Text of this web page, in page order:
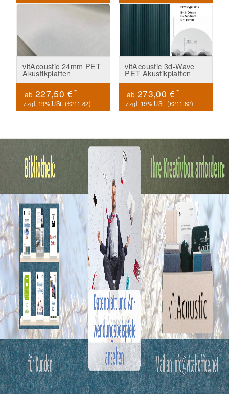
vitAcoustic 24mm PET
Akustikplatten
ab 227,50 €*
zzgl. 19% USt. (€211.82)
vitAcoustic 3d-Wave
PET Akustikplatten
ab 273,00 €*
zzgl. 19% USt. (€211.82)